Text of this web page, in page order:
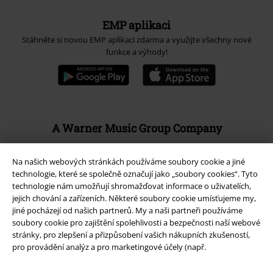
Na našich webových stránkách používáme soubory cookie a jiné
technologie, které se společně označují jako „soubory cookies“. Tyto
technologie nám umožňují shromažďovat informace o uživatelích,
jejich chování a zařízeních. Některé soubory cookie umísťujeme my,
jiné pocházejí od našich partnerů. My a naši partneři používáme
soubory cookie pro zajištění spolehlivosti a bezpečnosti naší webové
stránky, pro zlepšení a přizpůsobení vašich nákupních zkušeností,
pro provádění analýz a pro marketingové účely (např.
EMP aplikaci
Stáhněte si novou EMP aplikaci zdarma a využijte všechny nové
funkce a výhody!
A Warner Music Group Company